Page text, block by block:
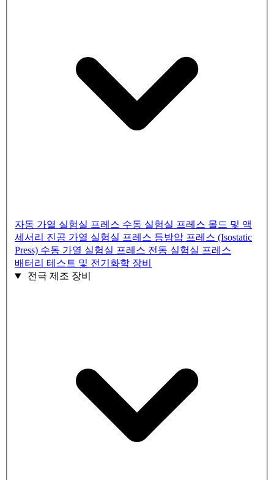
자동 가열 실험실 프레스 수동 실험실 프레스 몰드 및 액
세서리 진공 가열 실험실 프레스 등방압 프레스 (Isostatic
Press) 수동 가열 실험실 프레스 전동 실험실 프레스
배터리 테스트 및 전기화학 장비
전극 제조 장비